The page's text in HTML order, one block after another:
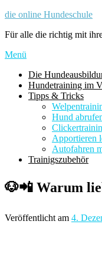
Zum
springen
die online Hundeschule
Für alle die richtig mit
Menü
Die
Hundetraining im
Tipps & Tricks
Hund
Apportieren
Autofahren
Trainigszubehör
🐶📲 Warum
Veröffentlicht am 4.